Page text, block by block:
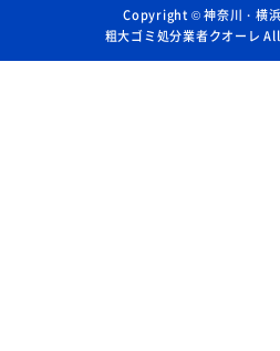
Copyright ©神奈川・横
粗大ゴミ処分業者クオーレ